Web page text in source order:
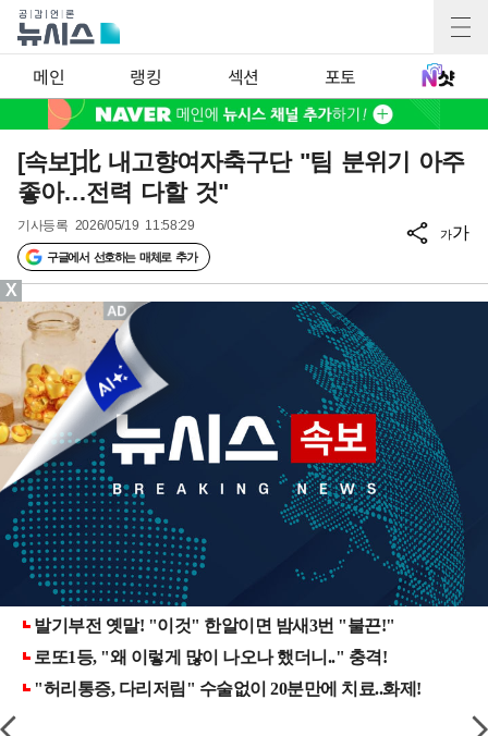
메인 랭킹 섹션 포토
[속보]北 내고향여자축구단 "팀 분위기 아주
좋아…전력 다할 것"
기사등록 2026/05/19 11:58:29
구글에서 선호하는 매체로 추가
가가
X